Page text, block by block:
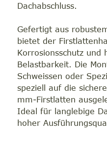
Dachabschluss.
Gefertigt aus
bietet der
Korrosionsschutz und
Belastbarkeit. Die
Schweissen oder
speziell auf die
mm-Firstlatten
Ideal für langlebige
hoher